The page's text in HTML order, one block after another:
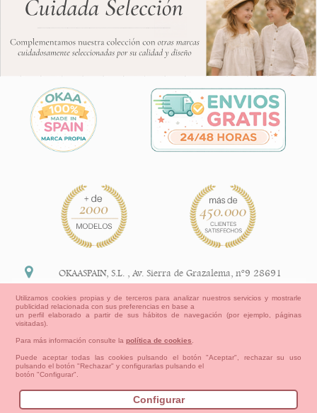
Información Legal
política de devoluciones y reembolsos
Aviso Legal Aviso Cookies
OKAASPAIN, S.L. ,Av. Sierra de Grazalema, nº9 28691
+34 91 113 89 09
Utilizamos cookies propias y de terceros para analizar nuestros servicios y mostrarle
publicidad relacionada con sus preferencias en base a
un perfil elaborado a partir de sus hábitos de navegación (por ejemplo, páginas
visitadas).
Para más información consulte lapolítica de cookies
Puede aceptar todas las cookies pulsando el botón "Aceptar", rechazar su uso
pulsando el botón "Rechazar" y configurarlas pulsando el
botón "Configurar".
Configurar